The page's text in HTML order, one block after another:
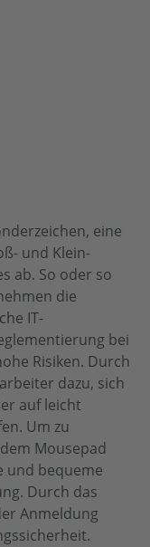
eine
und Klein-
ab. So oder so
die
IT-
bei
Risiken. Durch
dazu, sich
auf leicht
Um zu
Mousepad
und bequeme
Durch das
Anmeldung